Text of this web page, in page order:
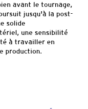
avant le tournage,
jusqu'à la post-
solide
une sensibilité
à travailler en
production.